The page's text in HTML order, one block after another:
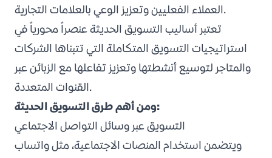
العملاء الفعليين وتعزيز الوعي بالعلامات التجارية.
تعتبر أساليب التسويق الحديثة عنصراً محورياً في
استراتيجيات التسويق المتكاملة التي تتبناها الشركات
والمتاجر لتوسيع أنشطتها وتعزيز تفاعلها مع الزبائن عبر
القنوات المتعددة.
ومن أهم طرق التسويق الحديثة:
التسويق عبر وسائل التواصل الاجتماعي
ويتضمن استخدام المنصات الاجتماعية، مثل واتساب